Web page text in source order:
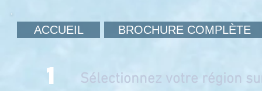
ACCUEIL BROCHURE COMPLÈTE
1 Sélectionnez votre région